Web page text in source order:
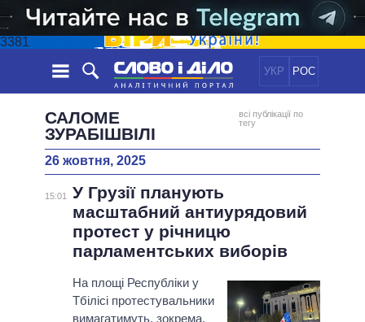
3381
УКР РОС
СТРІЧКА
ПОДІЇ
СТАТТІ
ОГЛЯДИ
ПОЛІТИКА
ЕКОНОМІКА
СУСПІЛЬСТВО
ОБIЦЯНКИ
ПОЛIТИКИ
ПРЕЗИДЕНТ І ОФІС
КАБІНЕТ МІНІСТРІВ
ГОЛОВИ ОБЛАДМІНІСТРАЦІЙ
ІНФОГРАФІКА
ВІДЕО
ПІДТРИМАТИ
САЛОМЕ
ЗУРАБІШВІЛІ
всі публікації по
тегу
26 жовтня, 2025
15:01
У Грузії планують
масштабний антиурядовий
протест у річницю
парламентських виборів
На площі Республіки у
Тбілісі протестувальники
вимагатимуть, зокрема,